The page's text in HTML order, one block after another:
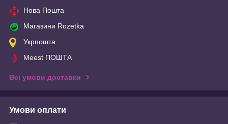
Нова Пошта
Магазини Rozetka
Укрпошта
Meest ПОШТА
Всі умови доставки
Умови оплати